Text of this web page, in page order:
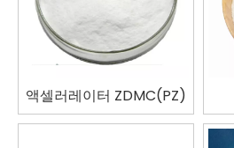
액셀러레이터 ZDMC(PZ)